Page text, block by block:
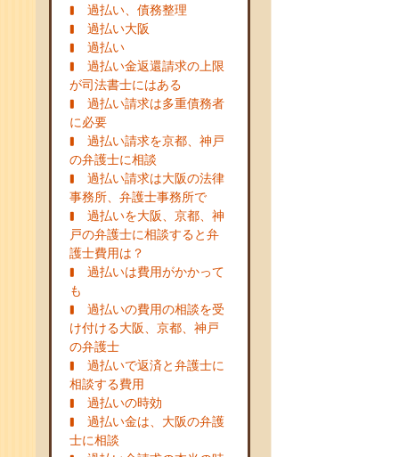
過払い、債務整理
過払い大阪
過払い
過払い金返還請求の上限
が司法書士にはある
過払い請求は多重債務者
に必要
過払い請求を京都、神戸
の弁護士に相談
過払い請求は大阪の法律
事務所、弁護士事務所で
過払いを大阪、京都、神
戸の弁護士に相談すると弁
護士費用は？
過払いは費用がかかって
も
過払いの費用の相談を受
け付ける大阪、京都、神戸
の弁護士
過払いで返済と弁護士に
相談する費用
過払いの時効
過払い金は、大阪の弁護
士に相談